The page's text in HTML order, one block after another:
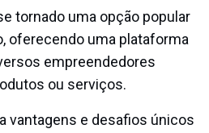
tornado uma opção popular
oferecendo uma plataforma
empreendedores
ou serviços.
vantagens e desafios únicos